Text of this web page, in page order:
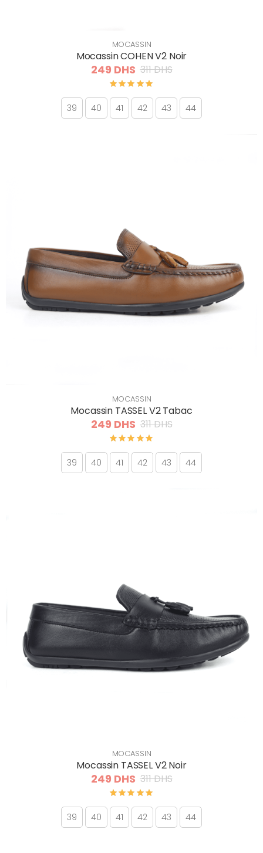
MOCASSIN
Mocassin COHEN V2 Noir
249 DHS 311 DHS
39 40 41 42 43 44
MOCASSIN
Mocassin TASSEL V2 Tabac
249 DHS 311 DHS
39 40 41 42 43 44
MOCASSIN
Mocassin TASSEL V2 Noir
249 DHS 311 DHS
39 40 41 42 43 44